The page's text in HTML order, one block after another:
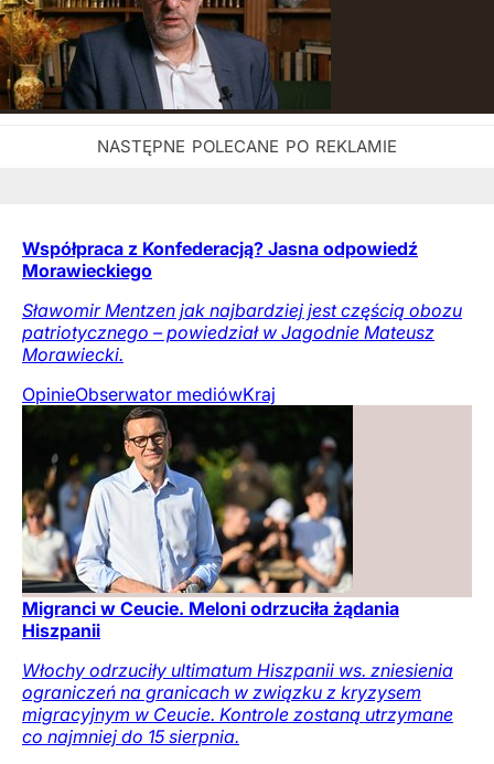
Współpraca z Konfederacją? Jasna odpowiedź
Morawieckiego
Sławomir Mentzen jak najbardziej jest częścią obozu
patriotycznego – powiedział w Jagodnie Mateusz
Morawiecki.
OpinieObserwator mediówKraj
Migranci w Ceucie. Meloni odrzuciła żądania
Hiszpanii
Włochy odrzuciły ultimatum Hiszpanii ws. zniesienia
ograniczeń na granicach w związku z kryzysem
migracyjnym w Ceucie. Kontrole zostaną utrzymane
co najmniej do 15 sierpnia.